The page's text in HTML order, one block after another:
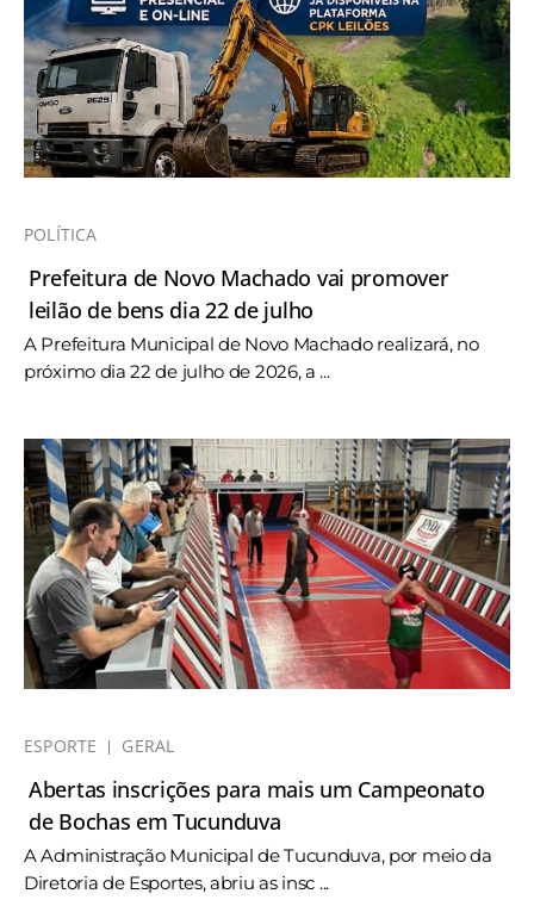
POLÍTICA
Prefeitura de Novo Machado vai promover
leilão de bens dia 22 de julho
A Prefeitura Municipal de Novo Machado realizará, no
próximo dia 22 de julho de 2026, a ...
ESPORTE GERAL
Abertas inscrições para mais um Campeonato
de Bochas em Tucunduva
A Administração Municipal de Tucunduva, por meio da
Diretoria de Esportes, abriu as insc ...